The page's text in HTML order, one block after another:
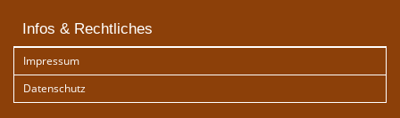
Infos & Rechtliches
Impressum
Datenschutz